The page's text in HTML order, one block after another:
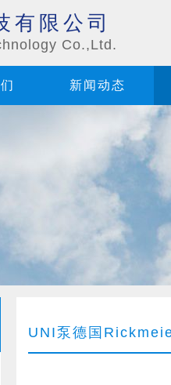
有限公司
Co.,Ltd.
新闻动态
UNI泵德国